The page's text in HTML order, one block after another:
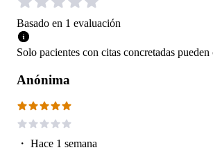
Basado en 1 evaluación
Solo pacientes con citas concretadas
Anónima
・ Hace 1 semana